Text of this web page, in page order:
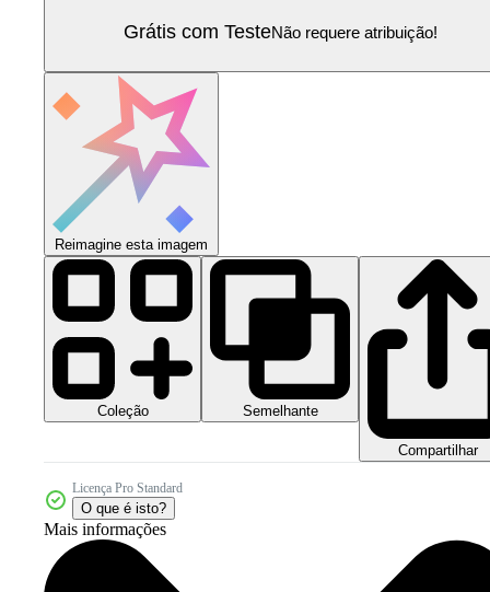
Grátis com TesteNão requere atribuição!
Reimagine esta imagem
Coleção Semelhante
Compartilhar
Licença Pro Standard
O que é isto?
Mais informações